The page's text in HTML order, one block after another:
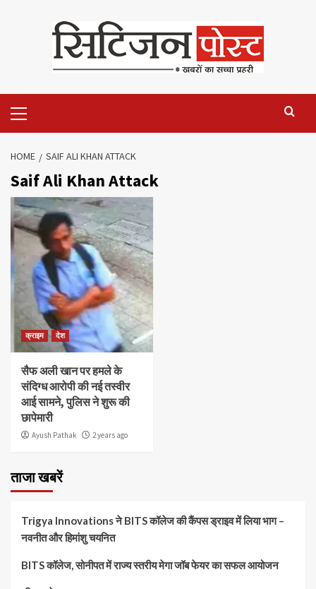
HOME SAIF ALI KHAN ATTACK
Saif Ali Khan Attack
क्राइम देश
सैफ अली खान पर हमले के
संदिग्ध आरोपी की नई तस्वीर
आई सामने, पुलिस ने शुरू की
छापेमारी
Ayush Pathak 2 years ago
ताजा खबरें
Trigya Innovations ने BITS कॉलेज की कैंपस ड्राइव में लिया भाग –
नवनीत और हिमांशु चयनित
BITS कॉलेज, सोनीपत में राज्य स्तरीय मेगा जॉब फेयर का सफल आयोजन